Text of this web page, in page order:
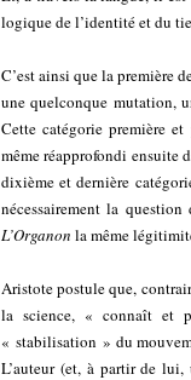
logique de l’identité et du
C’est ainsi que la première
une quelconque mutation,
Cette catégorie première
même réapprofondi ensuite
dixième et dernière
nécessairement la
L’Organon la même
Aristote postule que,
la science, « connaît et
« stabilisation » du
L’auteur (et, à partir de